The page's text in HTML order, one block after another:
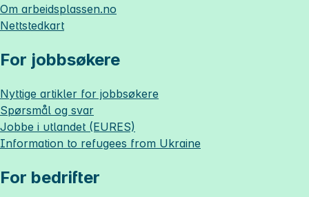
Om arbeidsplassen.no
Nettstedkart
For jobbsøkere
Nyttige artikler for jobbsøkere
Spørsmål og svar
Jobbe i utlandet (EURES)
Information to refugees from Ukraine
For bedrifter